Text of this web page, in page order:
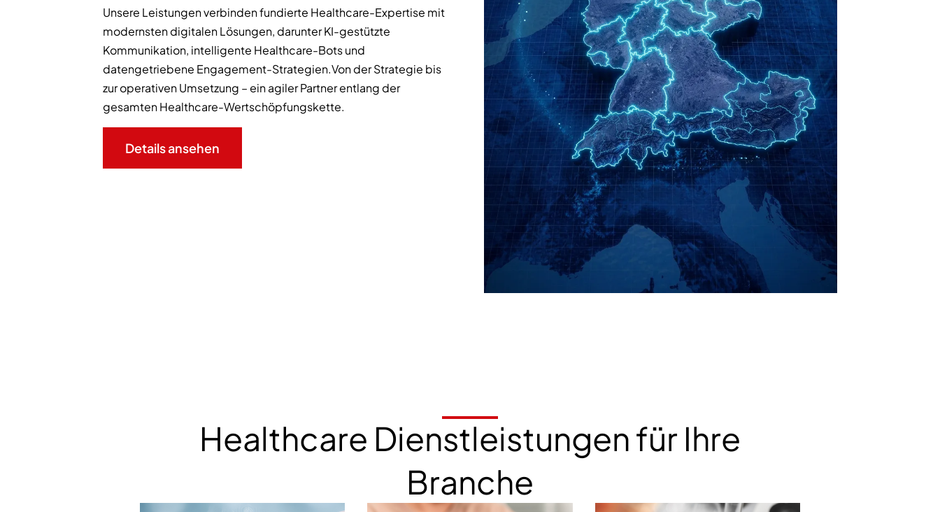
Unsere Leistungen verbinden fundierte Healthcare-Expertise mit
modernsten digitalen Lösungen, darunter KI-gestützte
Kommunikation, intelligente Healthcare-Bots und
datengetriebene Engagement-Strategien.Von der Strategie bis
zur operativen Umsetzung – ein agiler Partner entlang der
gesamten Healthcare-Wertschöpfungskette.
Details ansehen
Healthcare Dienstleistungen für Ihre
Branche